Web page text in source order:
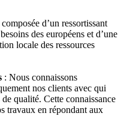
d’un ressortissant
des européens et d’une
locale des ressources
: Nous connaissons
nos clients avec qui
qualité. Cette connaissance
travaux en répondant aux